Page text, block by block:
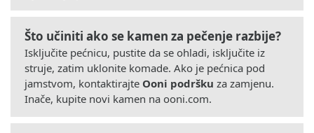
Što učiniti ako se kamen za pečenje razbije?
Isključite pećnicu, pustite da se ohladi, isključite iz
struje, zatim uklonite komade. Ako je pećnica pod
jamstvom, kontaktirajte Ooni podršku za zamjenu.
Inače, kupite novi kamen na ooni.com.